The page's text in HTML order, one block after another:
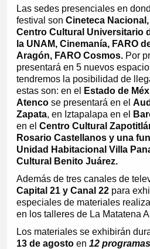
Las sedes presenciales en
festival son Cineteca
Centro Cultural Universitario
la UNAM, Cinemanía, FARO
Aragón, FARO Cosmos. Por
presentará en 5 nuevos
tendremos la posibilidad de
estas son: en el
Estado de
Atencose presentará en el
Zapata, en Iztapalapa en el
en el Centro Cultural
Rosario Castellanos y una
Unidad Habitacional Villa
Cultural Benito Juárez.
Además de tres canales de
Capital 21 y Canal 22para
especiales de materiales
en los talleres de La Matatena
Los materiales se exhibirán
13 de agostoen 12 programas